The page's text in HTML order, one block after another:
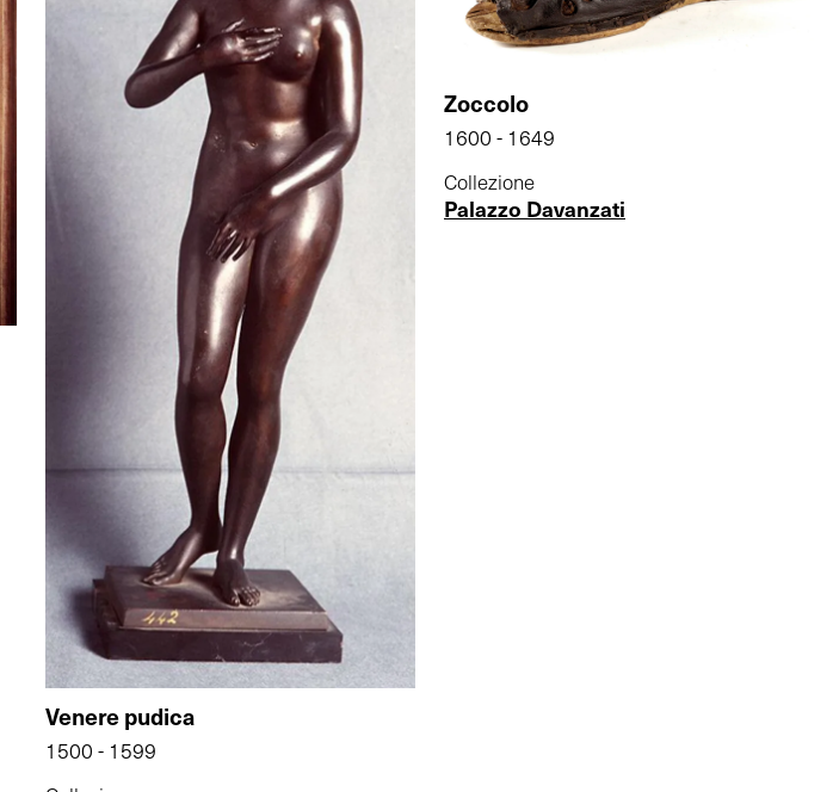
Venere pudica
1500 - 1599
Zoccolo
1600 - 1649
Collezione
Palazzo Davanzati